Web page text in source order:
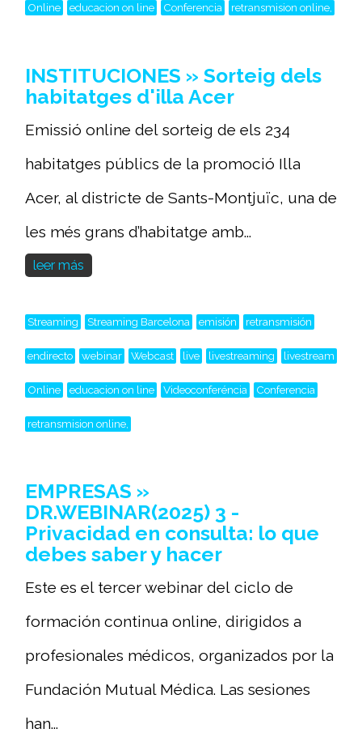
Online educacion on line Conferencia retransmision online,
INSTITUCIONES » Sorteig dels
habitatges d'illa Acer
Emissió online del sorteig de els 234
habitatges públics de la promoció Illa
Acer, al districte de Sants-Montjuïc, una de
les més grans d’habitatge amb...
leer más
Streaming Streaming Barcelona emisión retransmisión
endirecto webinar Webcast live livestreaming livestream
Online educacion on line Videoconferéncia Conferencia
retransmision online,
EMPRESAS »
DR.WEBINAR(2025) 3 -
Privacidad en consulta: lo que
debes saber y hacer
Este es el tercer webinar del ciclo de
formación continua online, dirigidos a
profesionales médicos, organizados por la
Fundación Mutual Médica. Las sesiones
han...